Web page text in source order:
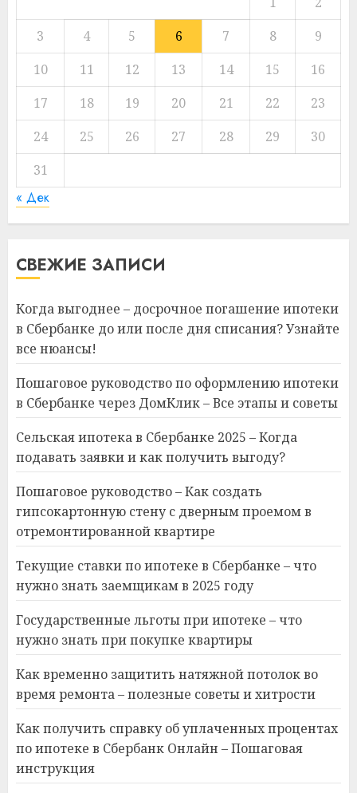
3
4 5 6 7 8
9
10
11 12 13 14 15
16
17
18 19 20 21 22
23
24
25 26 27 28 29
30
31
« Дек
СВЕЖИЕ ЗАПИСИ
Когда выгоднее – досрочное погашение ипотеки
в Сбербанке до или после дня списания? Узнайте
все нюансы!
Пошаговое руководство по оформлению ипотеки
в Сбербанке через ДомКлик – Все этапы и советы
Сельская ипотека в Сбербанке 2025 – Когда
подавать заявки и как получить выгоду?
Пошаговое руководство – Как создать
гипсокартонную стену с дверным проемом в
отремонтированной квартире
Текущие ставки по ипотеке в Сбербанке – что
нужно знать заемщикам в 2025 году
Государственные льготы при ипотеке – что
нужно знать при покупке квартиры
Как временно защитить натяжной потолок во
время ремонта – полезные советы и хитрости
Как получить справку об уплаченных процентах
по ипотеке в Сбербанк Онлайн – Пошаговая
инструкция